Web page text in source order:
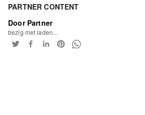
PARTNER CONTENT
Door Partner
bezig met laden...